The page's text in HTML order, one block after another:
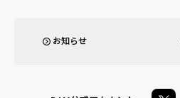
お知らせ